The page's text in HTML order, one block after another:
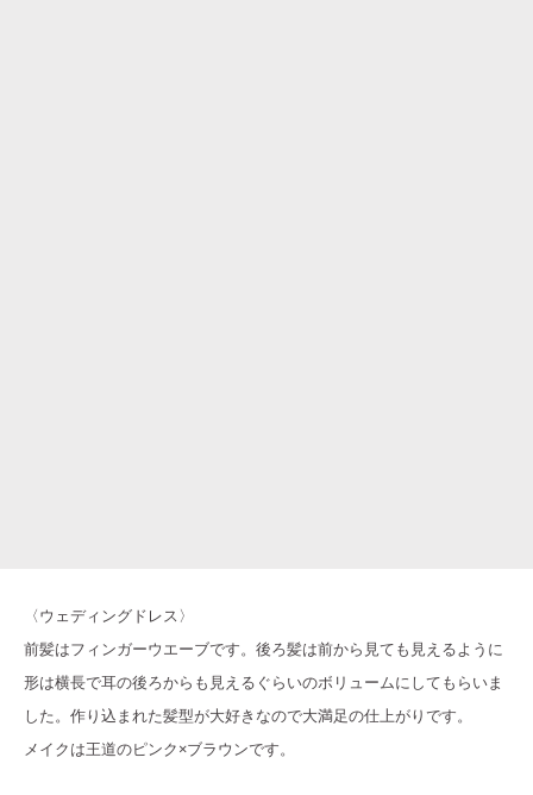
〈ウェディングドレス〉
前髪はフィンガーウエーブです。後ろ髪は前から見ても見えるように
形は横長で耳の後ろからも見えるぐらいのボリュームにしてもらいま
した。作り込まれた髪型が大好きなので大満足の仕上がりです。
メイクは王道のピンク×ブラウンです。